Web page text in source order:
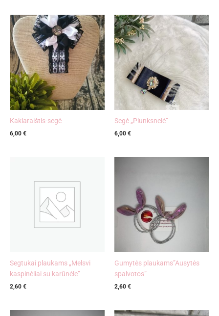
Kaklaraištis-segė
6,00 €
Segė „Plunksnelė”
6,00 €
Segtukai plaukams „Melsvi
kaspinėliai su karūnėle”
2,60 €
Gumytės plaukams”Ausytės
spalvotos”
2,60 €